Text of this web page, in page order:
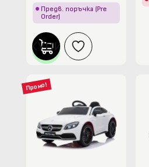
Предв. поръчка (Pre
Order)
КУПИ
Промо!